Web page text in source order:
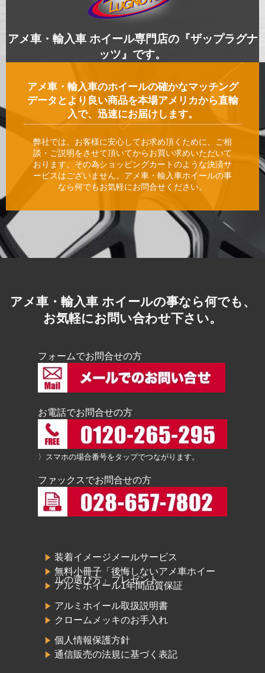
アメ車・輸入車 ホイール専門店の『ザップラグナ
ッツ』です。
アメ車・輸入車のホイールの確かなマッチング
データとより良い商品を本場アメリカから直輸
入で、迅速にお届けします。
弊社では、お客様に安心してお求め頂くために、ご相
談・ご説明をさせて頂いてからお買い求めいただいて
おります。その為ショッピングカートのような決済サ
ービスはございません。アメ車・輸入車ホイールの事
なら何でもお気軽にお問合せください。
アメ車・輸入車 ホイールの事なら何でも、
お気軽にお問い合わせ下さい。
フォームでお問合せの方
お電話でお問合せの方
〉スマホの場合番号をタップでつながります。
ファックスでお問合せの方
装着イメージメールサービス
無料小冊子「後悔しないアメ車ホイー
ルの選び方」プレゼント
アルミホイール1年間品質保証
アルミホイール取扱説明書
クロームメッキのお手入れ
個人情報保護方針
通信販売の法規に基づく表記